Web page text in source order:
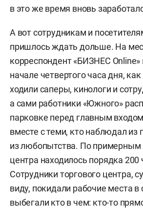
в это же время вновь
А вот сотрудникам и
пришлось ждать дольше. На
корреспондент «БИЗНЕС
начале четвертого часа дня,
ходили саперы, кинологи и
а сами работники «Южного»
парковке перед главным
вместе с теми, кто наблюдал из
из любопытства. По примерным
центра находилось порядка 200
Сотрудники торгового центра,
виду, покидали рабочие места в
выбегали кто в чем: кто-то